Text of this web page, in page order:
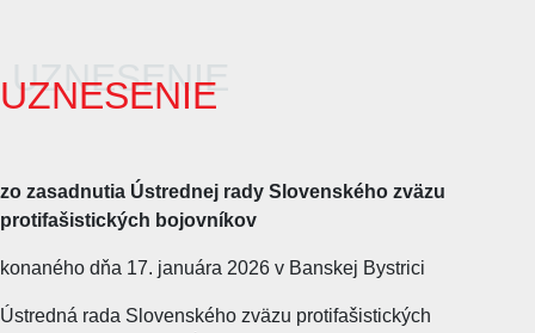
UZNESENIE
zo zasadnutia Ústrednej rady Slovenského zväzu
protifašistických bojovníkov
konaného dňa 17. januára 2026 v Banskej Bystrici
Ústredná rada Slovenského zväzu protifašistických